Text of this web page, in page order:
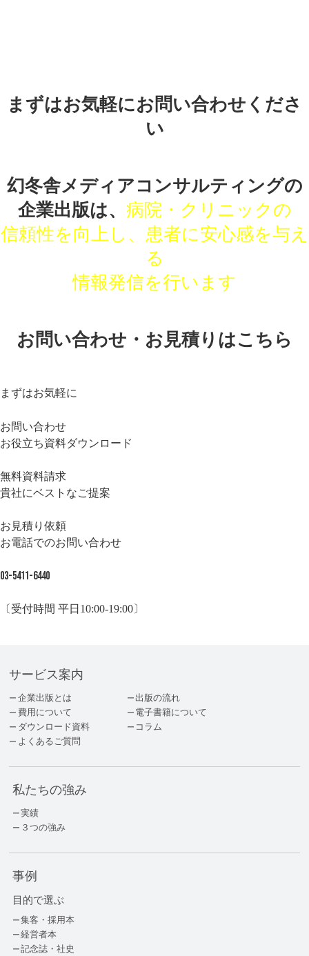
まずはお気軽にお問い合わせくださ
い
幻冬舎メディアコンサルティングの
企業出版は、 病院・クリニックの
信頼性を向上し、患者に安心感を与え
る
情報発信を行います
お問い合わせ・お見積りはこちら
まずはお気軽に
お問い合わせ
お役立ち資料ダウンロード
無料資料請求
貴社にベストなご提案
お見積り依頼
お電話でのお問い合わせ
03-5411-6440
〔受付時間 平日10:00-19:00〕
サービス案内
企業出版とは
出版の流れ
費用について
電子書籍について
ダウンロード資料
コラム
よくあるご質問
私たちの強み
実績
３つの強み
事例
目的で選ぶ
集客・採用本
経営者本
記念誌・社史